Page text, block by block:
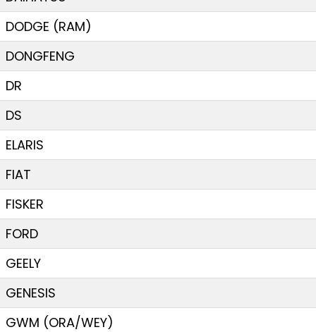
DODGE (RAM)
DONGFENG
DR
DS
ELARIS
FIAT
FISKER
FORD
GEELY
GENESIS
GWM (ORA/WEY)